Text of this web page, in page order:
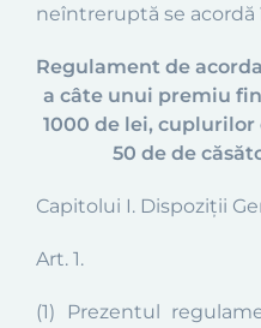
neîntreruptă se acordă
Regulament de
a câte unui premiu
1000 de lei,
50 de de
Capitolui I. Dispoziții
Art. 1.
(1) Prezentul